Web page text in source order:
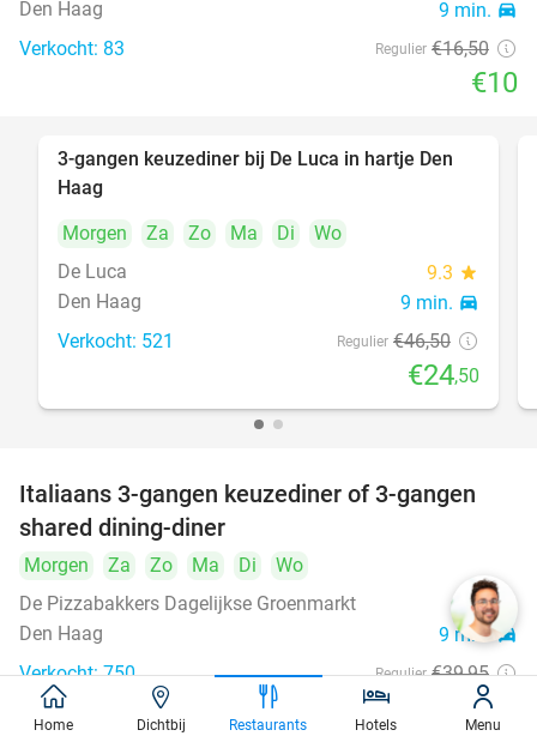
Den Haag 9 min. directions_car
Verkocht: 83 Regulier €16,50
€10
47%
3-gangen keuzediner bij De Luca in hartje Den
Haag
Morgen
Za Zo Ma Di
Wo
De Luca
9.3 star
Den Haag 9 min. directions_car
Verkocht: 521 Regulier €46,50
€24,50
50%
Italiaans 3-gangen keuzediner of 3-gangen
shared dining-diner
Morgen Za Zo Ma Di
Wo
De Pizzabakkers Dagelijkse Groenmarkt
8.6star
Den Haag 9 min.directions_car
Verkocht: 750 Regulier €39,95
€19
Home Dichtbij Restaurants Hotels Menu